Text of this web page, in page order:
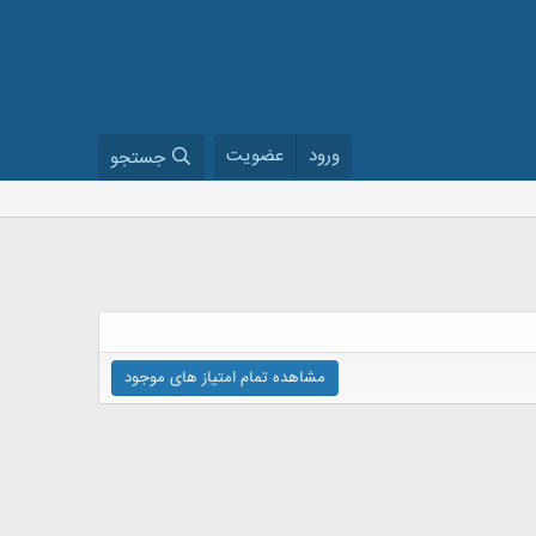
ورود عضویت جستجو
مشاهده تمام امتیاز های موجود